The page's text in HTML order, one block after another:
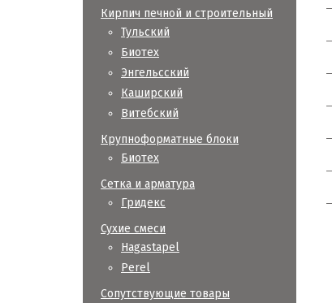
Кирпич печной и строительный
Тульский
Биотех
Энгельсский
Каширский
Витебский
Крупноформатные блоки
Биотех
Сетка и арматура
Гридекс
Сухие смеси
Hagastapel
Perel
Сопутствующие товары